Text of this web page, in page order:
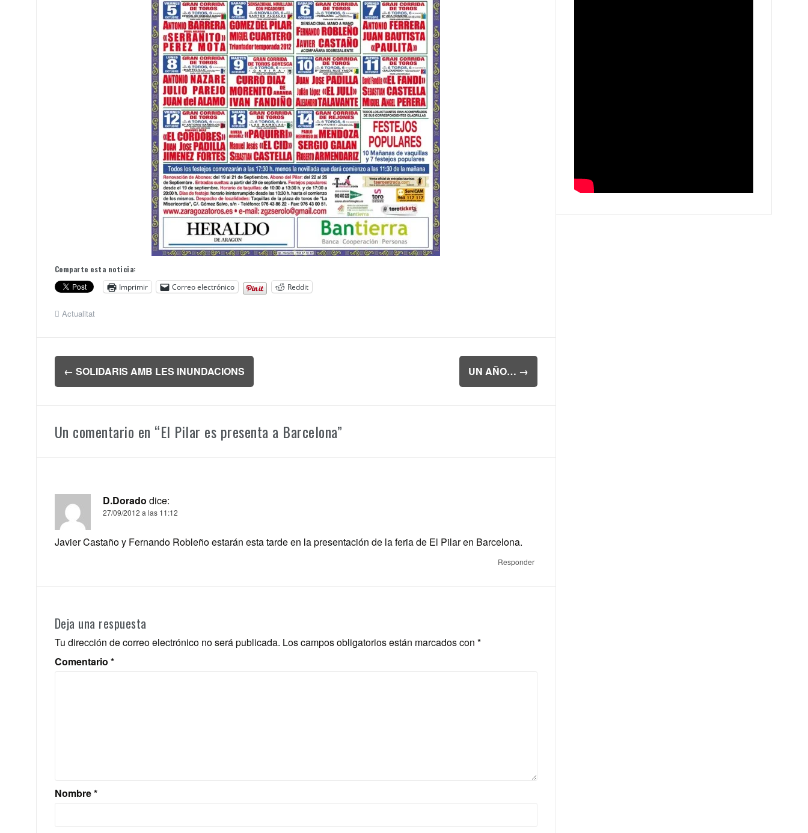
Comparte esta noticia:
Imprimir
Correo electrónico Reddit
Actualitat
Navegación
de← SOLIDARIS AMB LES INUNDACIONS UN AÑO… →
Un comentario en “El Pilar es presenta a Barcelona”
D.Dorado dice:
27/09/2012 a las 11:12
Javier Castaño y Fernando Robleño estarán esta tarde en la presentación de la feria de El Pilar en Barcelona.
Responder
Deja una respuesta
Tu dirección de correo electrónico no será publicada. Los campos obligatorios están marcados con *
Comentario *
Nombre*